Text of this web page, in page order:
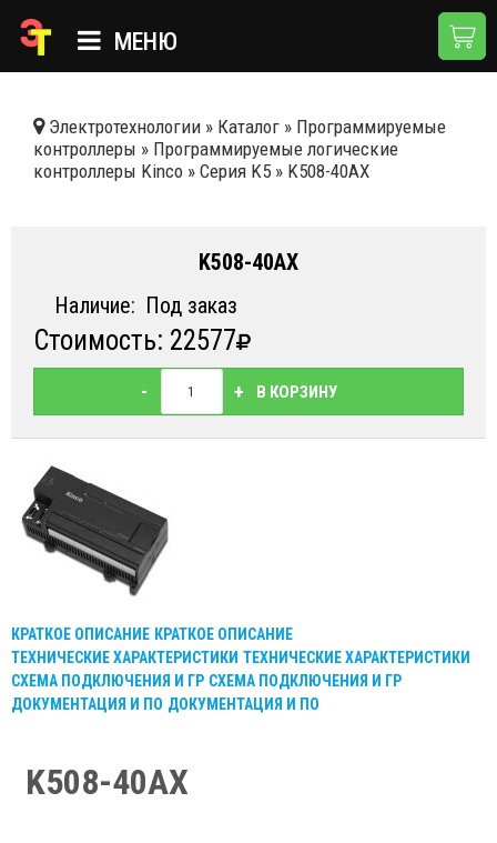
МЕНЮ
КАТАЛОГ
НОВОСТИ
ДОСТАВКА И ОПЛАТА
КОНТАКТЫ
Электротехнологии » Каталог » Программируемые
контроллеры » Программируемые логические
контроллеры Kinсo » Серия K5 » K508-40AX
K508-40AX
Наличие: Под заказ
Стоимость: 22577
- + В КОРЗИНУ
КРАТКОЕ ОПИСАНИЕ КРАТКОЕ ОПИСАНИЕ
ТЕХНИЧЕСКИЕ ХАРАКТЕРИСТИКИ ТЕХНИЧЕСКИЕ ХАРАКТЕРИСТИКИ
СХЕМА ПОДКЛЮЧЕНИЯ И ГР СХЕМА ПОДКЛЮЧЕНИЯ И ГР
ДОКУМЕНТАЦИЯ И ПО ДОКУМЕНТАЦИЯ И ПО
K508-40AX